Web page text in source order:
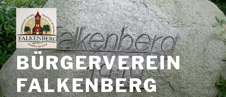
Zum
Inhalt
springen
BÜRGERVEREIN
FALKENBERG